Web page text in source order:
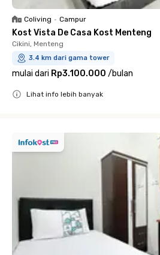
Coliving • Campur
Kost Vista De Casa Kost Menteng
Cikini, Menteng
3.4 km dari gama tower
mulai dari Rp3.100.000 /bulan
Lihat info lebih banyak